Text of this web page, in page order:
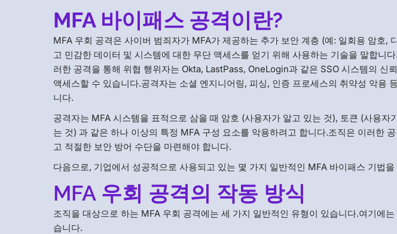
MFA 바이패스 공격이란?
MFA 우회 공격은 사이버 범죄자가 MFA가 제공하는 추가 보안 계층 (예: 일회용 암호,
고 민감한 데이터 및 시스템에 대한 무단 액세스를 얻기 위해 사용하는 기술을 말합니
러한 공격을 통해 위협 행위자는 Okta, LastPass, OneLogin과 같은 SSO 시스템의 신
액세스할 수 있습니다.공격자는 소셜 엔지니어링, 피싱, 인증 프로세스의 취약성 악용
니다.
공격자는 MFA 시스템을 표적으로 삼을 때 암호 (사용자가 알고 있는 것), 토큰 (사용자
는 것) 과 같은 하나 이상의 특정 MFA 구성 요소를 악용하려고 합니다.조직은 이러한
고 적절한 보안 방어 수단을 마련해야 합니다.
다음으로, 기업에서 성공적으로 사용되고 있는 몇 가지 일반적인 MFA 바이패스 기법
MFA 우회 공격의 작동 방식
조직을 대상으로 하는 MFA 우회 공격에는 세 가지 일반적인 유형이 있습니다.여기에
습니다.